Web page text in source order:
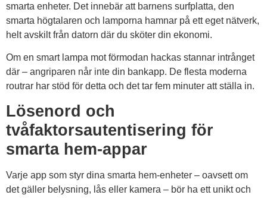
smarta enheter. Det innebär att barnens surfplatta, den
smarta högtalaren och lamporna hamnar på ett eget nätverk,
helt avskilt från datorn där du sköter din ekonomi.
Om en smart lampa mot förmodan hackas stannar intrånget
där – angriparen når inte din bankapp. De flesta moderna
routrar har stöd för detta och det tar fem minuter att ställa in.
Lösenord och
tvåfaktorsautentisering för
smarta hem-appar
Varje app som styr dina smarta hem-enheter – oavsett om
det gäller belysning, lås eller kamera – bör ha ett unikt och